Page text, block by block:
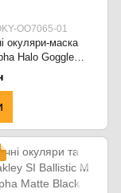
OO7065-01
окуляри-маска
Halo Goggle
Smoke Gray Колір
Black OKY-
Чорний